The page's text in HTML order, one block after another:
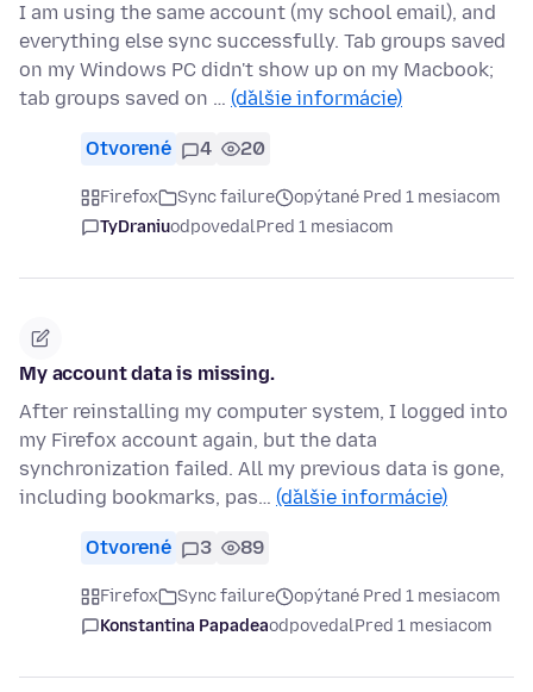
I am using the same account (my school email), and
everything else sync successfully. Tab groups saved
on my Windows PC didn't show up on my Macbook;
tab groups saved on … (ďalšie informácie)
Otvorené 4 20
Firefox Sync failure
opýtané Pred 1 mesiacom
TyDraniuodpovedalPred 1 mesiacom
My account data is missing.
After reinstalling my computer system, I logged into
my Firefox account again, but the data
synchronization failed. All my previous data is gone,
including bookmarks, pas… (ďalšie informácie)
Otvorené 3 89
Firefox Sync failure
opýtané Pred 1 mesiacom
Konstantina PapadeaodpovedalPred 1 mesiacom